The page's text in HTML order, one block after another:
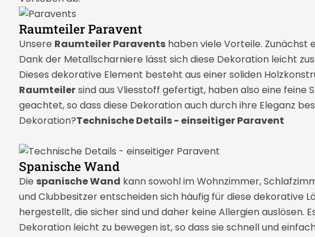
Raumteiler Paravent
Unsere Raumteiler Paravents haben viele Vorteile. Zunächst
Dank der Metallscharniere lässt sich diese Dekoration leicht
Dieses dekorative Element besteht aus einer soliden
Raumteilersind aus Vliesstoff gefertigt, haben also eine feine
geachtet, so dass diese Dekoration auch durch ihre Eleganz
Dekoration?Technische Details - einseitiger Paravent
Spanische Wand
Die spanische Wand kann sowohl im Wohnzimmer,
und Clubbesitzer entscheiden sich häufig für diese dekorative
hergestellt, die sicher sind und daher keine Allergien auslösen.
Dekoration leicht zu bewegen ist, so dass sie schnell und